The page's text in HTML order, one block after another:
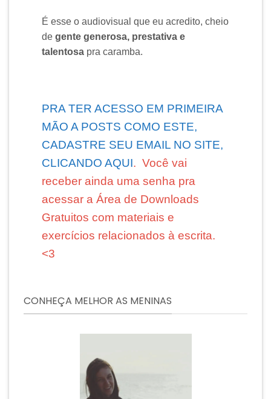
É esse o audiovisual que eu acredito, cheio
de gente generosa, prestativa e
talentosa pra caramba.
PRA TER ACESSO EM PRIMEIRA
MÃO A POSTS COMO ESTE,
CADASTRE SEU EMAIL NO SITE,
CLICANDO AQUI. Você vai
receber ainda uma senha pra
acessar a Área de Downloads
Gratuitos com materiais e
exercícios relacionados à escrita.
<3
CONHEÇA MELHOR AS MENINAS